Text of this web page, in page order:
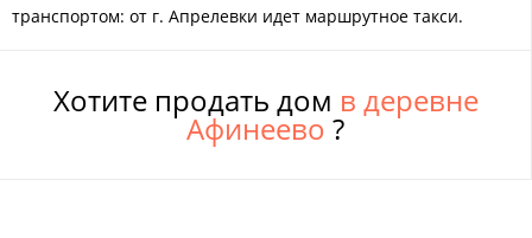
транспортом: от г. Апрелевки идет маршрутное такси.
Хотите продать дом в деревне
Афинеево ?